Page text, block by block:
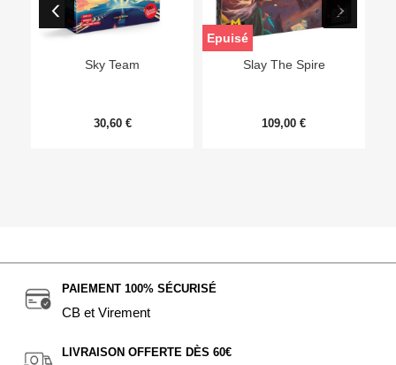
Sky Team
30,60 €
Slay The Spire
109,00 €
Epuisé
PAIEMENT 100% SÉCURISÉ
CB et Virement
LIVRAISON OFFERTE DÈS 60€